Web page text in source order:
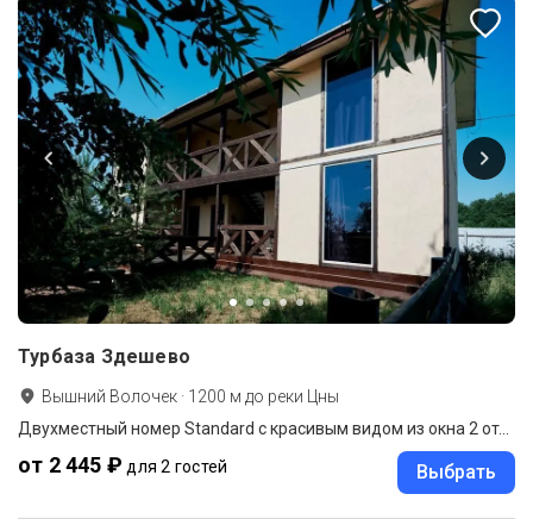
Турбаза Здешево
Вышний Волочек · 1200 м до реки Цны
Двухместный номер Standard с красивым видом из окна 2 отдельные кровати
от 2 445 ₽ для 2 гостей Выбрать